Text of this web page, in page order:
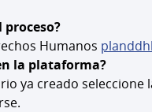
Humanos
la plataforma?
nueva)
ya creado seleccione